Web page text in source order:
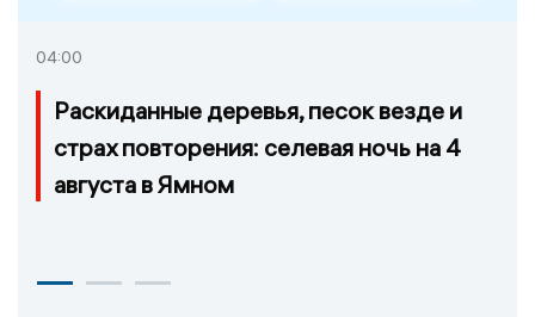
04:00
Раскиданные деревья, песок везде и
страх повторения: селевая ночь на 4
августа в Ямном